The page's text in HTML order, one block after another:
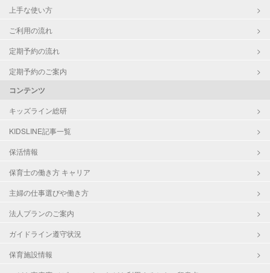
上手な使い方
ご利用の流れ
定期予約の流れ
定期予約のご案内
コンテンツ
キッズライン総研
KIDSLINE記事一覧
保活情報
保育士の働き方 キャリア
主婦の仕事選びや働き方
法人プランのご案内
ガイドライン遵守状況
保育施設情報